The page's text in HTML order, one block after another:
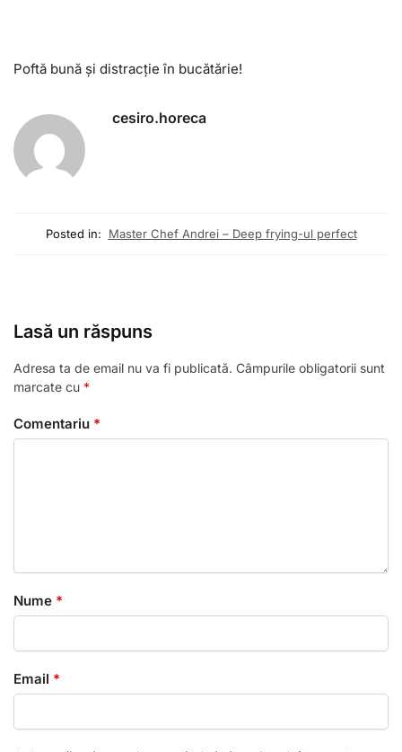
Poftă bună și distracție în bucătărie!
cesiro.horeca
Posted in: Master Chef Andrei – Deep frying-ul perfect
Lasă un răspuns
Adresa ta de email nu va fi publicată. Câmpurile obligatorii sunt
marcate cu *
Comentariu *
Nume *
Email *